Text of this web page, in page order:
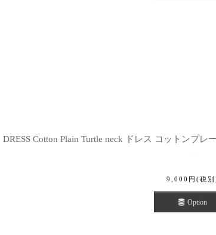
DRESS Cotton Plain Turtle neck ドレス コットンプレ
9,000 円 (税
Option